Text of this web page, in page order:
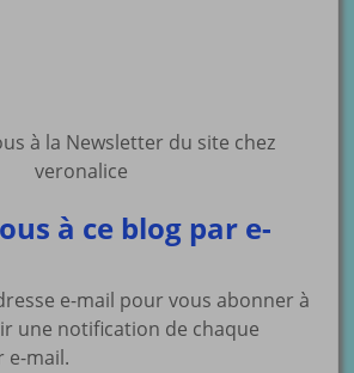
à la Newsletter du site chez
veronalice
à ce blog par e-
e-mail pour vous abonner à
une notification de chaque
e-mail.